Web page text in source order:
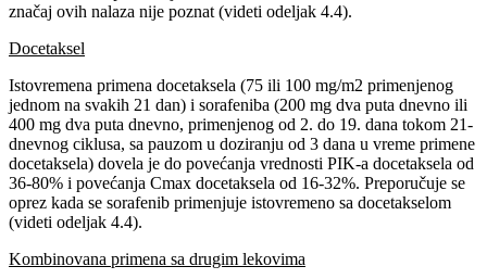
značaj ovih nalaza nije poznat (videti odeljak 4.4).
Docetaksel
Istovremena primena docetaksela (75 ili 100 mg/m2 primenjenog
jednom na svakih 21 dan) i sorafeniba (200 mg dva puta dnevno ili
400 mg dva puta dnevno, primenjenog od 2. do 19. dana tokom 21-
dnevnog ciklusa, sa pauzom u doziranju od 3 dana u vreme primene
docetaksela) dovela je do povećanja vrednosti PIK-a docetaksela od
36-80% i povećanja Cmax docetaksela od 16-32%. Preporučuje se
oprez kada se sorafenib primenjuje istovremeno sa docetakselom
(videti odeljak 4.4).
Kombinovana primena sa drugim lekovima